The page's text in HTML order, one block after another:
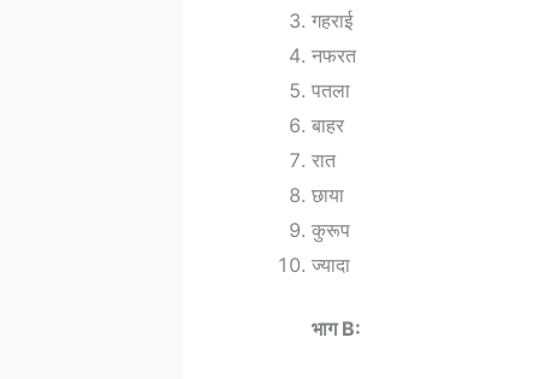
गहराई
नफरत
पतला
बाहर
रात
छाया
कुरूप
ज्यादा
भाग B: